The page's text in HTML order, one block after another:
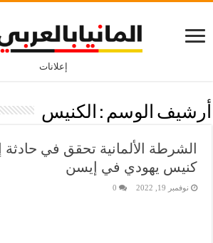
إعلانات
أرشيف الوسم : الكنيس
الشرطة الألمانية تحقق في
كنيس يهودي في إيسن
نوفمبر 19, 2022 0